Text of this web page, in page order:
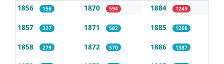
1856 156
1857 327
1858 279
1870 594
1871 582
1872 570
1884 1249
1885 1266
1886 1387